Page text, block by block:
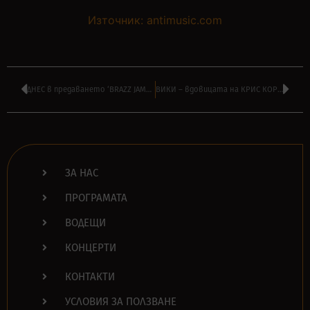
Източник: antimusic.com
ДНЕС в предаването ‘BRAZZ JAMBOREE’ на ВИЛИ СТОЯНОВ от 14:00 ВИКИ – вдовицата на КРИС КОРНЕЛ съди SOUNDGARDEN – отново
ЗА НАС
ПРОГРАМАТА
ВОДЕЩИ
КОНЦЕРТИ
КОНТАКТИ
УСЛОВИЯ ЗА ПОЛЗВАНЕ